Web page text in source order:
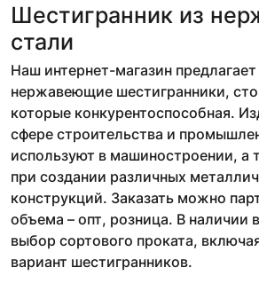
Шестигранник из
стали
Наш интернет-магазин предлагает
нержавеющие шестигранники,
которые конкурентоспособная.
сфере строительства и
используют в машиностроении, а
при создании различных
конструкций. Заказать можно
объема – опт, розница. В наличии
выбор сортового проката,
вариант шестигранников.